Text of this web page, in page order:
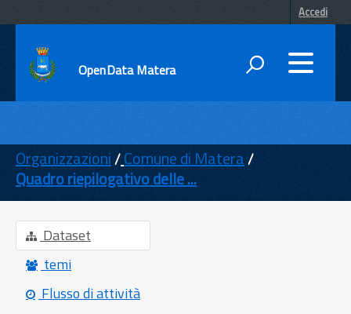
Accedi
OpenData Matera
ENTI
TEMI
INFORMAZIONI
Organizzazioni Comune di Matera
Quadro riepilogativo delle ...
Dataset
temi
Flusso di attività